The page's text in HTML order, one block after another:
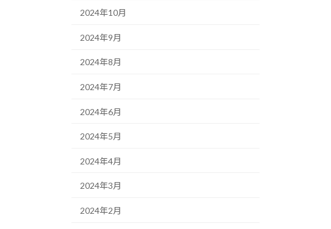
2024年10月
2024年9月
2024年8月
2024年7月
2024年6月
2024年5月
2024年4月
2024年3月
2024年2月